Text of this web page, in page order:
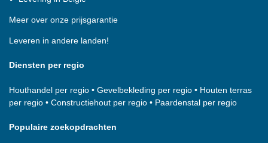
Meer over onze prijsgarantie
Leveren in andere landen!
Diensten per regio
Houthandel per regio • Gevelbekleding per regio • Houten terras
per regio • Constructiehout per regio • Paardenstal per regio
Populaire zoekopdrachten